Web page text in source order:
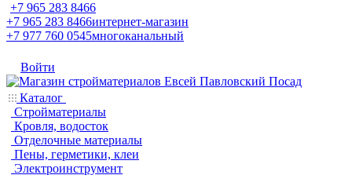
+7 965 283 8466
+7 965 283 8466интернет-магазин
+7 977 760 0545многоканальный
Войти
Каталог
Стройматериалы
Кровля, водосток
Отделочные материалы
Пены, герметики, клеи
Электроинструмент